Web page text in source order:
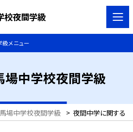
校夜間学級
メニュー
場中学校夜間学級
場中学校夜間学級 > 夜間中学に関する